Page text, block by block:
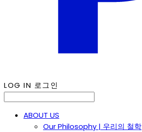
LOG IN 로그인
ABOUT US
Our Philosophy | 우리의 철학